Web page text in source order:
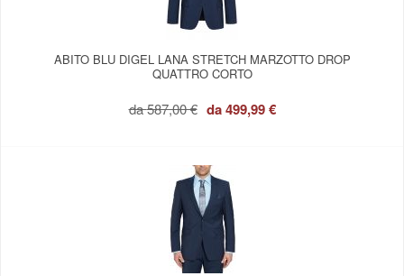
ABITO BLU DIGEL LANA STRETCH MARZOTTO DROP
QUATTRO CORTO
da587,00 € da499,99 €